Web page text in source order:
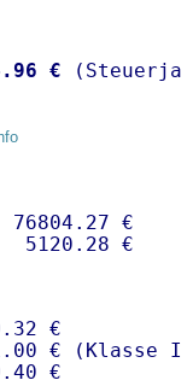
€
€
€
€ (Klasse I)
€